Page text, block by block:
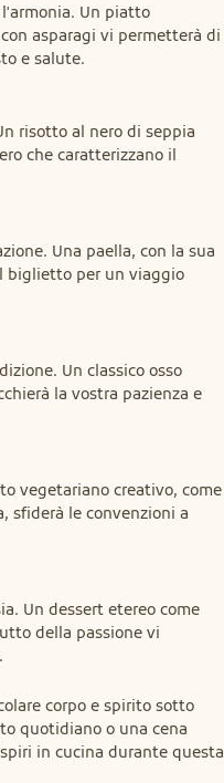
Un piatto
asparagi vi permetterà di
e salute.
risotto al nero di seppia
che caratterizzano il
Una paella, con la sua
biglietto per un viaggio
Un classico osso
la vostra pazienza e
vegetariano creativo, come
sfiderà le convenzioni a
Un dessert etereo come
della passione vi
corpo e spirito sotto
quotidiano o una cena
in cucina durante questa